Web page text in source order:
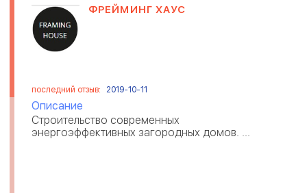
ФРЕЙМИНГ ХАУС
последний отзыв: 2019-10-11
Описание
Строительство современных
энергоэффективных загородных домов. ...